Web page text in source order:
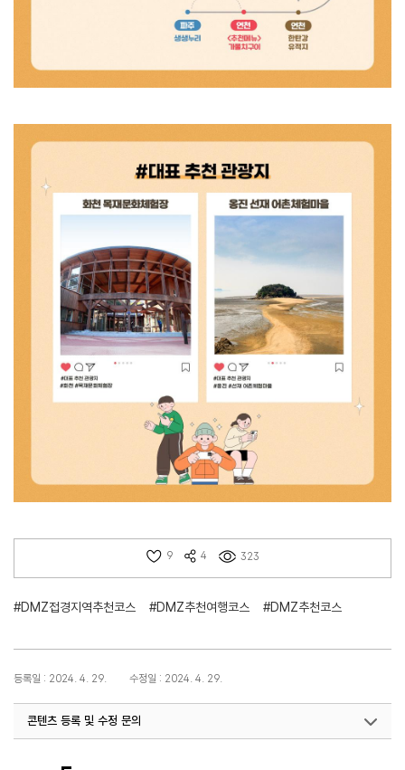
9 4 323
#DMZ접경지역추천코스 #DMZ추천여행코스 #DMZ추천코스
등록일 : 2024. 4. 29. 수정일 : 2024. 4. 29.
콘텐츠 등록 및 수정 문의